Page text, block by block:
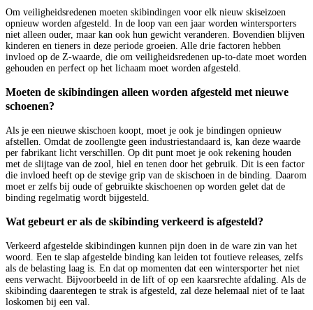
Om veiligheidsredenen moeten skibindingen voor elk nieuw skiseizoen
opnieuw worden afgesteld. In de loop van een jaar worden wintersporters
niet alleen ouder, maar kan ook hun gewicht veranderen. Bovendien blijven
kinderen en tieners in deze periode groeien. Alle drie factoren hebben
invloed op de Z-waarde, die om veiligheidsredenen up-to-date moet worden
gehouden en perfect op het lichaam moet worden afgesteld.
Moeten de skibindingen alleen worden afgesteld met nieuwe
schoenen?
Als je een nieuwe skischoen koopt, moet je ook je bindingen opnieuw
afstellen. Omdat de zoollengte geen industriestandaard is, kan deze waarde
per fabrikant licht verschillen. Op dit punt moet je ook rekening houden
met de slijtage van de zool, hiel en tenen door het gebruik. Dit is een factor
die invloed heeft op de stevige grip van de skischoen in de binding. Daarom
moet er zelfs bij oude of gebruikte skischoenen op worden gelet dat de
binding regelmatig wordt bijgesteld.
Wat gebeurt er als de skibinding verkeerd is afgesteld?
Verkeerd afgestelde skibindingen kunnen pijn doen in de ware zin van het
woord. Een te slap afgestelde binding kan leiden tot foutieve releases, zelfs
als de belasting laag is. En dat op momenten dat een wintersporter het niet
eens verwacht. Bijvoorbeeld in de lift of op een kaarsrechte afdaling. Als de
skibinding daarentegen te strak is afgesteld, zal deze helemaal niet of te laat
loskomen bij een val.